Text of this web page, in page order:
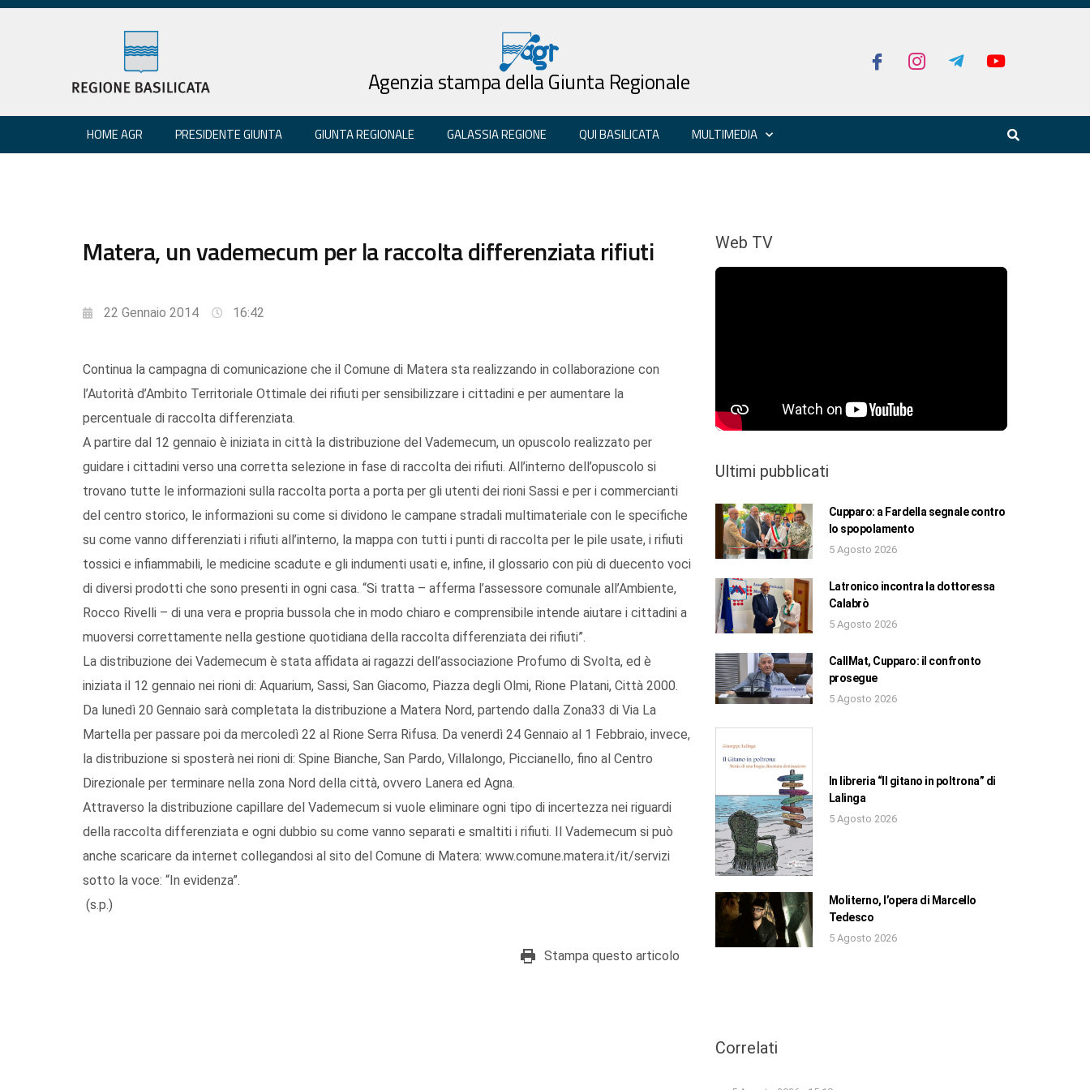
Agenzia stampa della Giunta Regionale
HOME AGR PRESIDENTE GIUNTA GIUNTA REGIONALE GALASSIA REGIONE QUI BASILICATA MULTIMEDIA
Matera, un vademecum per la raccolta differenziata rifiuti
22 Gennaio 2014 16:42
Continua la campagna di comunicazione che il Comune di Matera sta realizzando in collaborazione con
l’Autorità d’Ambito Territoriale Ottimale dei rifiuti per sensibilizzare i cittadini e per aumentare la
percentuale di raccolta differenziata.
A partire dal 12 gennaio è iniziata in città la distribuzione del Vademecum, un opuscolo realizzato per
guidare i cittadini verso una corretta selezione in fase di raccolta dei rifiuti. All’interno dell’opuscolo si
trovano tutte le informazioni sulla raccolta porta a porta per gli utenti dei rioni Sassi e per i commercianti
del centro storico, le informazioni su come si dividono le campane stradali multimateriale con le specifiche
su come vanno differenziati i rifiuti all’interno, la mappa con tutti i punti di raccolta per le pile usate, i rifiuti
tossici e infiammabili, le medicine scadute e gli indumenti usati e, infine, il glossario con più di duecento voci
di diversi prodotti che sono presenti in ogni casa. “Si tratta – afferma l’assessore comunale all’Ambiente,
Rocco Rivelli – di una vera e propria bussola che in modo chiaro e comprensibile intende aiutare i cittadini a
muoversi correttamente nella gestione quotidiana della raccolta differenziata dei rifiuti”.
La distribuzione dei Vademecum è stata affidata ai ragazzi dell’associazione Profumo di Svolta, ed è
iniziata il 12 gennaio nei rioni di: Aquarium, Sassi, San Giacomo, Piazza degli Olmi, Rione Platani, Città 2000.
Da lunedì 20 Gennaio sarà completata la distribuzione a Matera Nord, partendo dalla Zona33 di Via La
Martella per passare poi da mercoledì 22 al Rione Serra Rifusa. Da venerdì 24 Gennaio al 1 Febbraio, invece,
la distribuzione si sposterà nei rioni di: Spine Bianche, San Pardo, Villalongo, Piccianello, fino al Centro
Direzionale per terminare nella zona Nord della città, ovvero Lanera ed Agna.
Attraverso la distribuzione capillare del Vademecum si vuole eliminare ogni tipo di incertezza nei riguardi
della raccolta differenziata e ogni dubbio su come vanno separati e smaltiti i rifiuti. Il Vademecum si può
anche scaricare da internet collegandosi al sito del Comune di Matera: www.comune.matera.it/it/servizi
sotto la voce: “In evidenza”.
(s.p.)
Stampa questo articolo
Web TV
Ultimi pubblicati
Cupparo: a Fardella segnale contro
lo spopolamento
5 Agosto 2026
Latronico incontra la dottoressa
Calabrò
5 Agosto 2026
CallMat, Cupparo: il confronto
prosegue
5 Agosto 2026
In libreria “Il gitano in poltrona” di
Lalinga
5 Agosto 2026
Moliterno, l’opera di Marcello
Tedesco
5 Agosto 2026
Correlati